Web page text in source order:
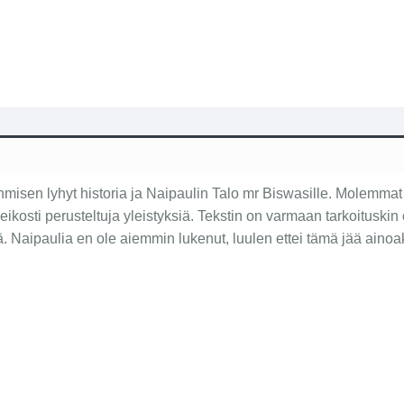
lyhyt historia ja Naipaulin Talo mr Biswasille.
perusteltuja yleistyksiä. Tekstin on varmaan
Naipaulia en ole aiemmin lukenut, luulen ettei tämä jää